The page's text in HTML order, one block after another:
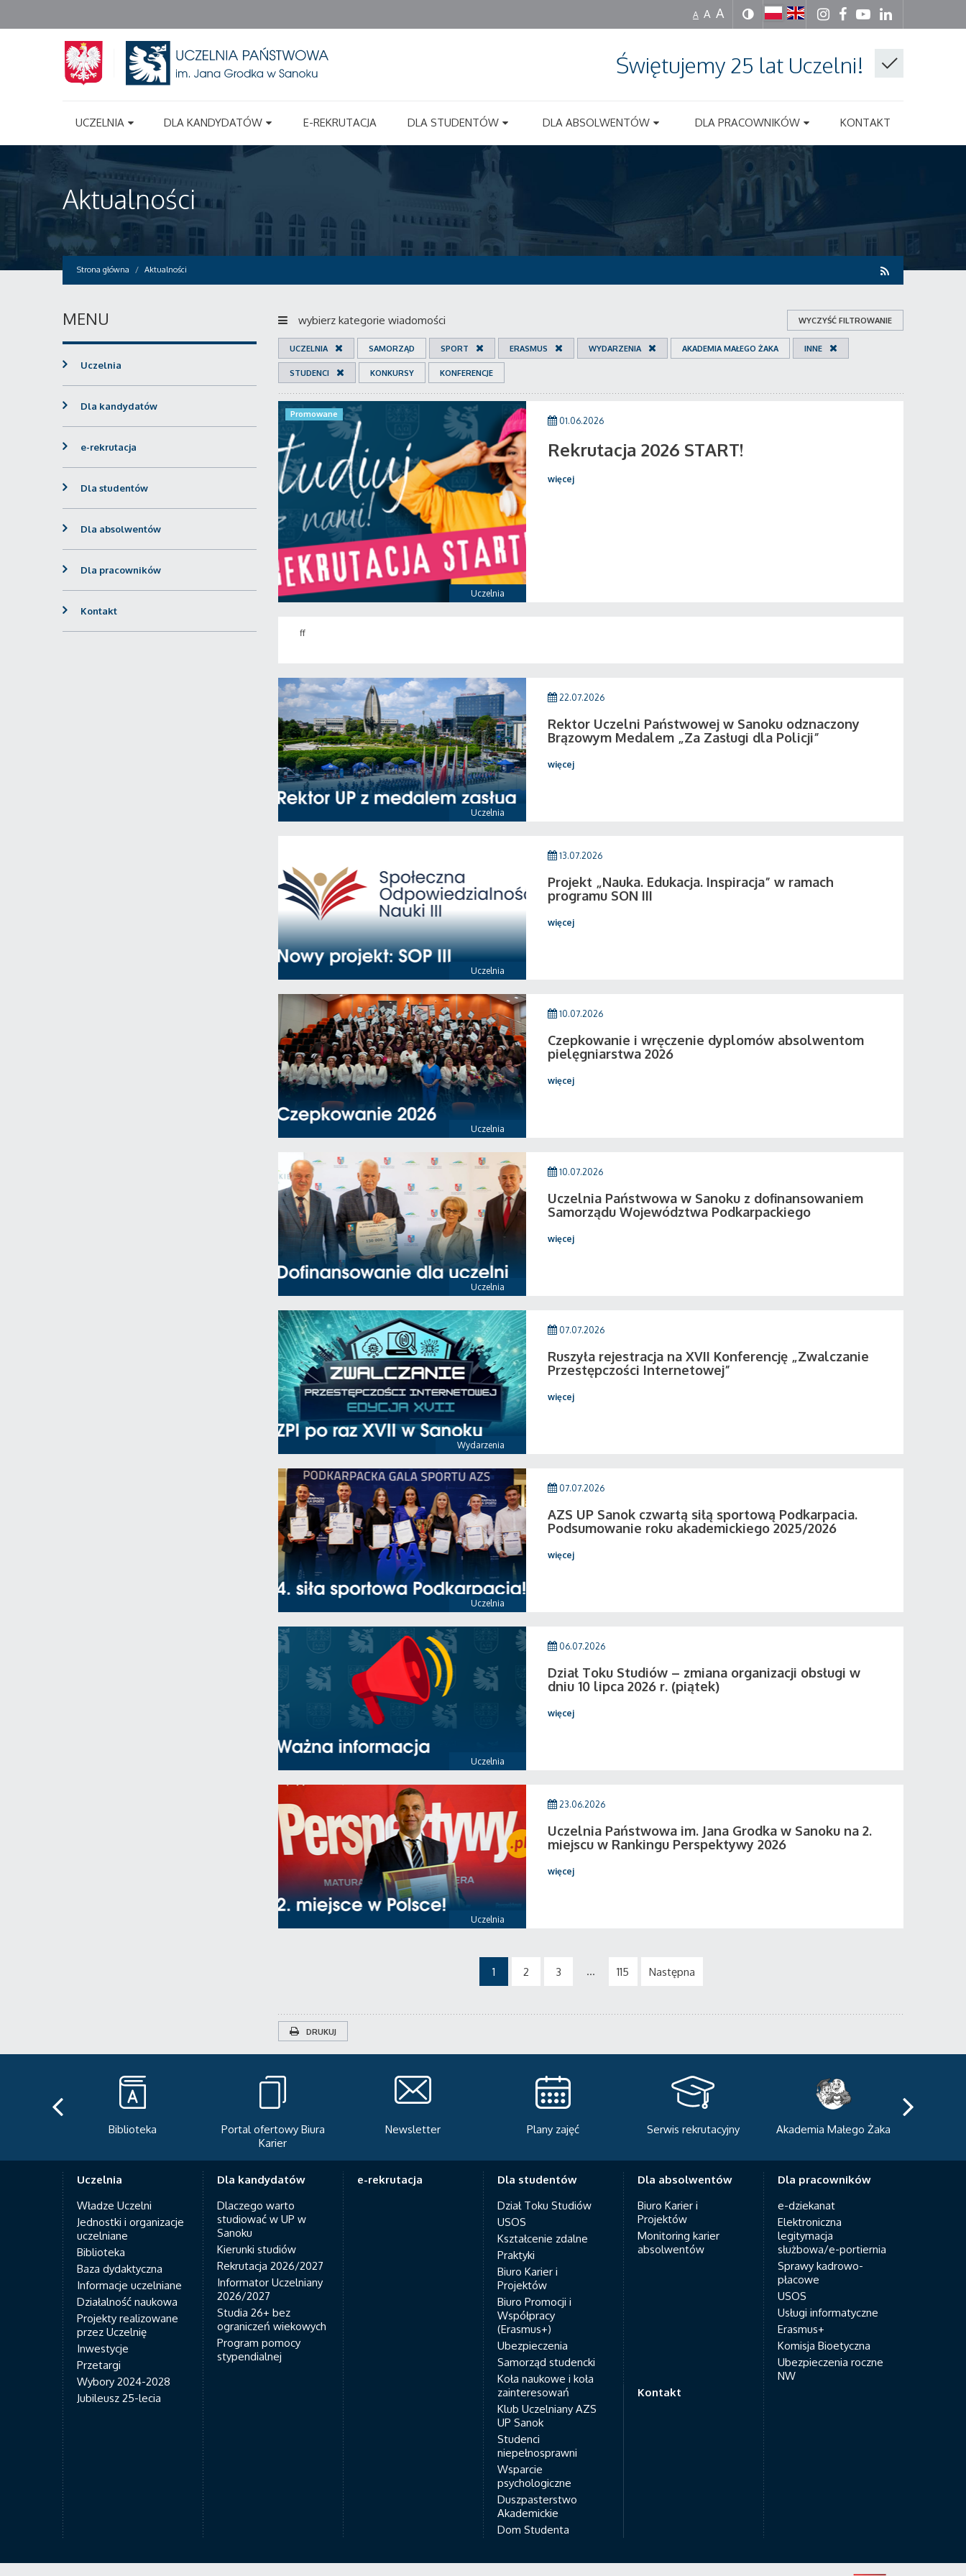
A A A
Świętujemy 25 lat Uczelni!
UCZELNIA DLA KANDYDATÓW E-REKRUTACJA DLA STUDENTÓW DLA ABSOLWENTÓW DLA PRACOWNIKÓW KONTAKT
Aktualności
Strona główna Aktualności
wybierz kategorie wiadomości WYCZYŚĆ FILTROWANIE
UCZELNIA SAMORZĄD SPORT ERASMUS WYDARZENIA AKADEMIA MAŁEGO ŻAKA INNE
STUDENCI KONKURSY KONFERENCJE
Uczelnia
Promowane
01.06.2026
Rekrutacja 2026 START!
więcej
ff
Uczelnia
22.07.2026
Rektor Uczelni Państwowej w Sanoku odznaczony
Brązowym Medalem „Za Zasługi dla Policji”
więcej
Uczelnia
13.07.2026
Projekt „Nauka. Edukacja. Inspiracja” w ramach
programu SON III
więcej
Uczelnia
10.07.2026
Czepkowanie i wręczenie dyplomów absolwentom
pielęgniarstwa 2026
więcej
Uczelnia
10.07.2026
Uczelnia Państwowa w Sanoku z dofinansowaniem
Samorządu Województwa Podkarpackiego
więcej
Wydarzenia
07.07.2026
Ruszyła rejestracja na XVII Konferencję „Zwalczanie
Przestępczości Internetowej”
więcej
Uczelnia
07.07.2026
AZS UP Sanok czwartą siłą sportową Podkarpacia.
Podsumowanie roku akademickiego 2025/2026
więcej
Uczelnia
06.07.2026
Dział Toku Studiów – zmiana organizacji obsługi w
dniu 10 lipca 2026 r. (piątek)
więcej
Uczelnia
23.06.2026
Uczelnia Państwowa im. Jana Grodka w Sanoku na 2.
miejscu w Rankingu Perspektywy 2026
więcej
1 2 3 ... 115 Następna
DRUKUJ
MENU
Uczelnia
Dla kandydatów
e-rekrutacja
Dla studentów
Dla absolwentów
Dla pracowników
Kontakt
Portal ofertowy Biura
Newsletter Plany zajęć Serwis rekrutacyjny Akademia Małego Żaka
Centrum Sportowo-
Uczelnia
Władze Uczelni
Jednostki i organizacje
uczelniane
Biblioteka
Baza dydaktyczna
Informacje uczelniane
Działalność naukowa
Projekty realizowane
przez Uczelnię
Inwestycje
Przetargi
Wybory 2024-2028
Jubileusz 25-lecia
Dla kandydatów
Dlaczego warto
studiować w UP w
Sanoku
Kierunki studiów
Rekrutacja 2026/2027
Informator Uczelniany
2026/2027
Studia 26+ bez
ograniczeń wiekowych
Program pomocy
stypendialnej
e-rekrutacja
Dla studentów
Dział Toku Studiów
USOS
Kształcenie zdalne
Praktyki
Biuro Karier i
Projektów
Biuro Promocji i
Współpracy
(Erasmus+)
Ubezpieczenia
Samorząd studencki
Koła naukowe i koła
zainteresowań
Klub Uczelniany AZS
UP Sanok
Studenci
niepełnosprawni
Wsparcie
psychologiczne
Duszpasterstwo
Akademickie
Dom Studenta
Dla absolwentów
Biuro Karier i
Projektów
Monitoring karier
absolwentów
Dla pracowników
e-dziekanat
Elektroniczna
legitymacja
służbowa/e-portiernia
Sprawy kadrowo-
płacowe
USOS
Usługi informatyczne
Erasmus+
Komisja Bioetyczna
Ubezpieczenia roczne
NW
Kontakt